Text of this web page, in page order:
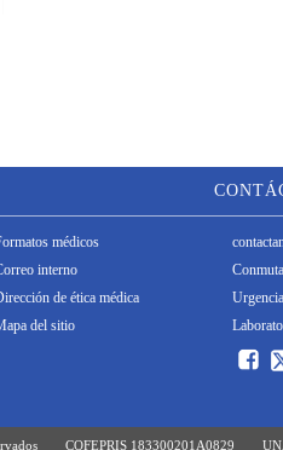
médicos
interno
de ética médica
del sitio
COFEPRIS 183300201A0829